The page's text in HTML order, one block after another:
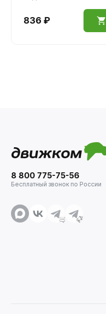
836 ₽
8 800 775-75-56
Бесплатный звонок по России